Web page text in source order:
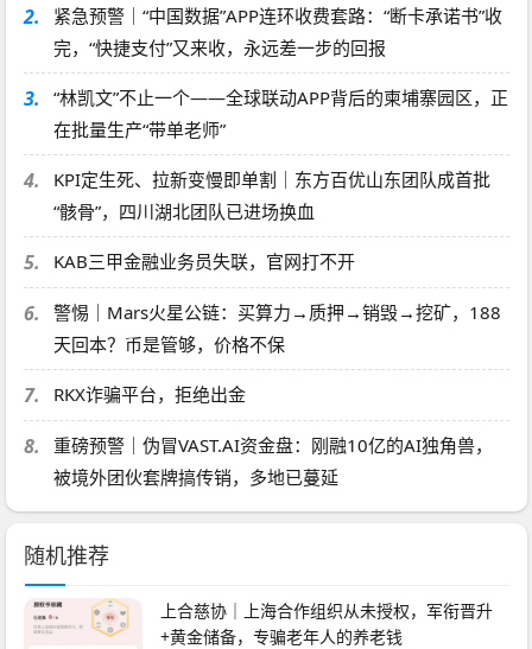
2.
紧急预警｜“中国数据”APP连环收费套路：“断卡承诺书”收
完，“快捷支付”又来收，永远差一步的回报
3.
“林凯文”不止一个——全球联动APP背后的柬埔寨园区，正
在批量生产“带单老师”
4.
KPI定生死、拉新变慢即单割｜东方百优山东团队成首批
“骸骨”，四川湖北团队已进场换血
5. KAB三甲金融业务员失联，官网打不开
6.
警惕｜Mars火星公链：买算力→质押→销毁→挖矿，188
天回本？币是管够，价格不保
7. RKX诈骗平台，拒绝出金
8.
重磅预警｜伪冒VAST.AI资金盘：刚融10亿的AI独角兽，
被境外团伙套牌搞传销，多地已蔓延
随机推荐
上合慈协｜上海合作组织从未授权，军衔晋升
+黄金储备，专骗老年人的养老钱